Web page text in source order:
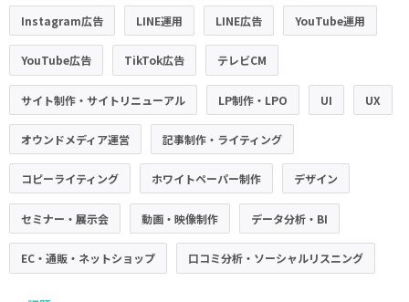
Instagram広告 LINE運用 LINE広告 YouTube運用
YouTube広告 TikTok広告 テレビCM
サイト制作・サイトリニューアル LP制作・LPO UI UX
オウンドメディア運営 記事制作・ライティング
コピーライティング ホワイトペーパー制作 デザイン
セミナー・展示会 動画・映像制作 データ分析・BI
EC・通販・ネットショップ 口コミ分析・ソーシャルリスニング